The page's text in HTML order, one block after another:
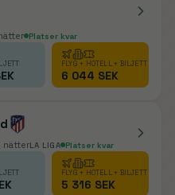
Platser kvar
FLYG + HOTELL + BILJETT
6 044 SEK
nätterLA LIGA Platser kvar
FLYG + HOTELL + BILJETT
5 316 SEK